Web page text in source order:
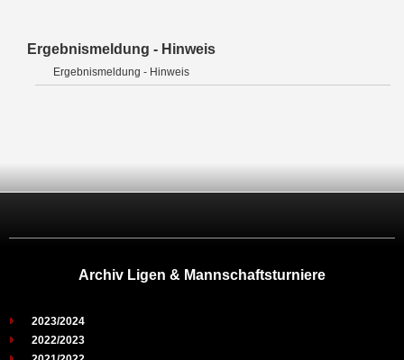
Ergebnismeldung - Hinweis
Ergebnismeldung - Hinweis
Archiv Ligen & Mannschaftsturniere
2023/2024
2022/2023